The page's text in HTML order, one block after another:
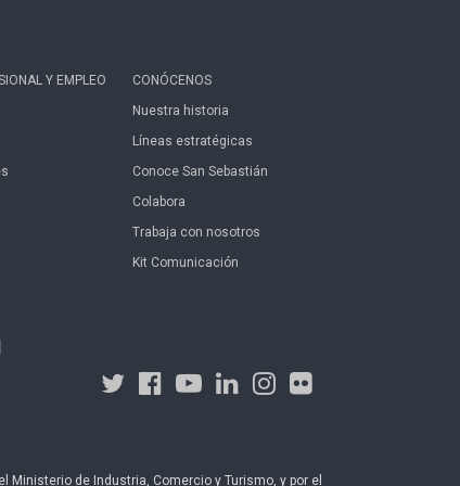
Y EMPLEO
CONÓCENOS
Nuestra historia
Líneas estratégicas
Conoce San Sebastián
Colabora
Trabaja con nosotros
Kit Comunicación
Ministerio de Industria, Comercio y Turismo, y por el